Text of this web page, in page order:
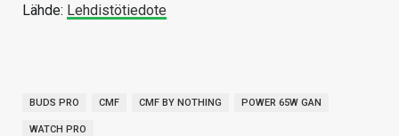
Lähde: Lehdistötiedote
BUDS PRO CMF CMF BY NOTHING POWER 65W GAN
WATCH PRO